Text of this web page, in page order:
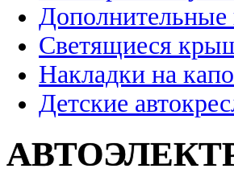
Дополнительные
Светящиеся
Накладки на
Детские